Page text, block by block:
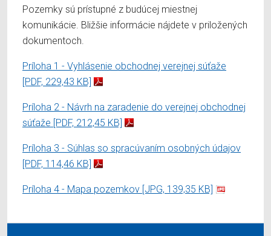
Pozemky sú prístupné z budúcej miestnej
komunikácie. Bližšie informácie nájdete v priložených
dokumentoch.
Príloha 1 - Vyhlásenie obchodnej verejnej súťaže
[PDF, 229,43 KB]
Príloha 2 - Návrh na zaradenie do verejnej obchodnej
súťaže [PDF, 212,45 KB]
Príloha 3 - Súhlas so spracúvaním osobných údajov
[PDF, 114,46 KB]
Príloha 4 - Mapa pozemkov [JPG, 139,35 KB]